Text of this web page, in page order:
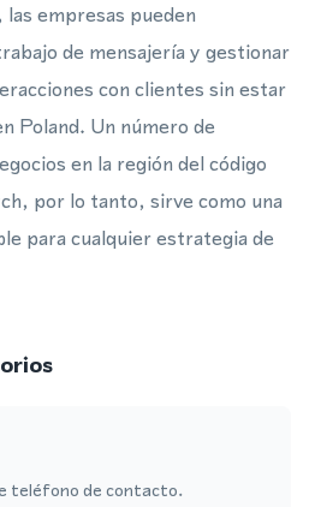
empresas pueden
de mensajería y gestionar
con clientes sin estar
Poland. Un número de
en la región del código
por lo tanto, sirve como una
para cualquier estrategia de
teléfono de contacto.